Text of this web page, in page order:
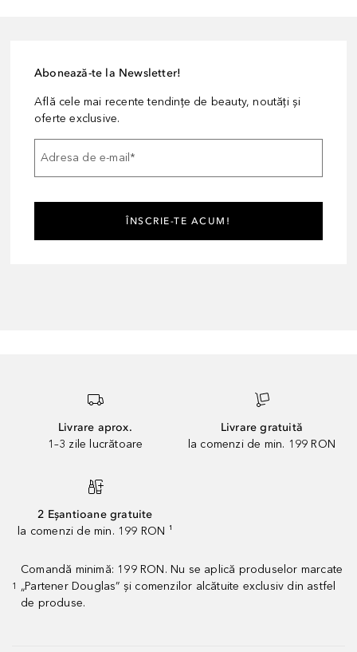
Abonează-te la Newsletter!
Află cele mai recente tendințe de beauty, noutăți și
oferte exclusive.
Adresa de e-mail*
ÎNSCRIE-TE ACUM!
Livrare aprox.
1–3 zile lucrătoare
Livrare gratuită
la comenzi de min. 199 RON
2 Eșantioane gratuite
la comenzi de min. 199 RON ¹
1
Comandă minimă: 199 RON. Nu se aplică produselor marcate
„Partener Douglas” și comenzilor alcătuite exclusiv din astfel
de produse.